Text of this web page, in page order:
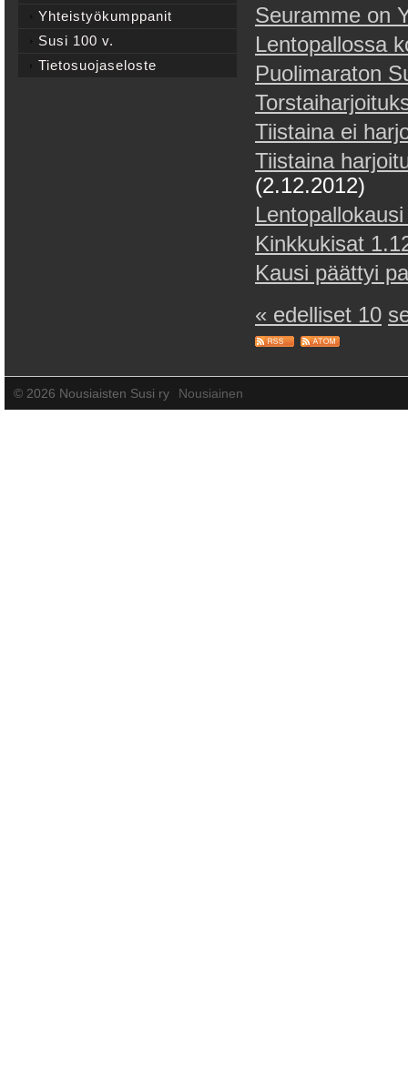
Seuramme on
Lentopallossa
Puolimaraton
Tiistaina ei
Tiistaina
(2.12.2012)
Kinkkukisat
Kausi päättyi
« edelliset 10
Yhteistyökumppanit
Susi 100 v.
Tietosuojaseloste
© 2026 Nousiaisten Susi ry Nousiainen